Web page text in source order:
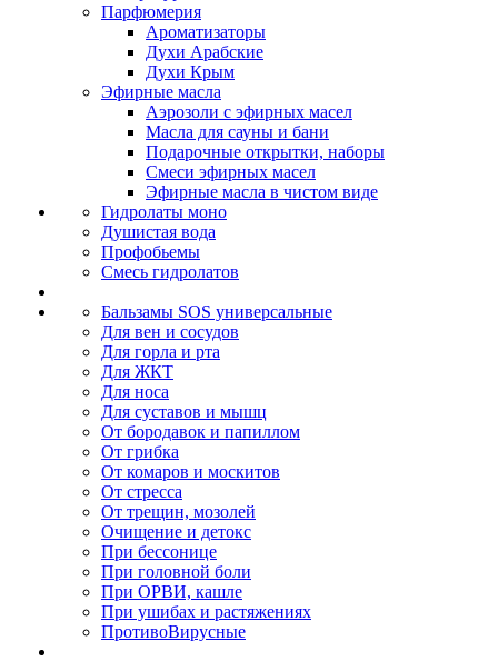
Парфюмерия
Ароматизаторы
Духи Арабские
Духи Крым
Эфирные масла
Аэрозоли с эфирных масел
Масла для сауны и бани
Подарочные открытки, наборы
Смеси эфирных масел
Эфирные масла в чистом виде
Гидролаты моно
Душистая вода
Профобьемы
Смесь гидролатов
Бальзамы SOS универсальные
Для вен и сосудов
Для горла и рта
Для ЖКТ
Для носа
Для суставов и мышц
От бородавок и папиллом
От грибка
От комаров и москитов
От стресса
От трещин, мозолей
Очищение и детокс
При бессонице
При головной боли
При ОРВИ, кашле
При ушибах и растяжениях
ПротивоВирусные